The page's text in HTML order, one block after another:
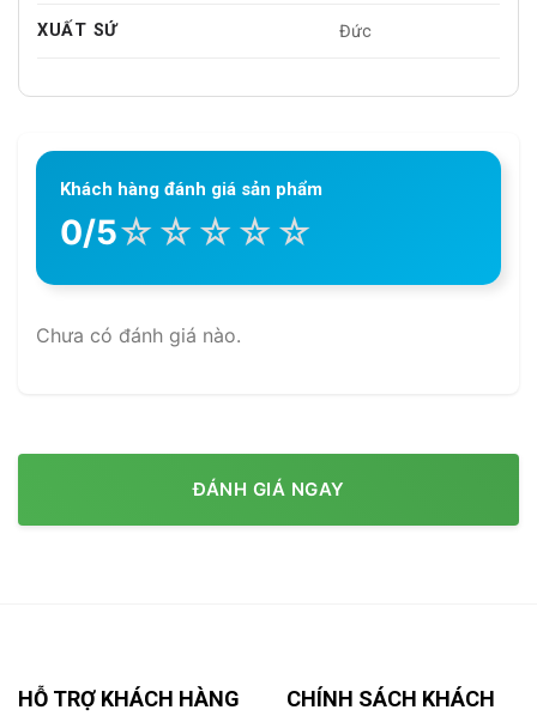
XUẤT SỨ Đức
Khách hàng đánh giá sản phẩm
0/5☆ ☆ ☆ ☆ ☆
Chưa có đánh giá nào.
ĐÁNH GIÁ NGAY
HỖ TRỢ KHÁCH HÀNG
CHÍNH SÁCH KHÁCH